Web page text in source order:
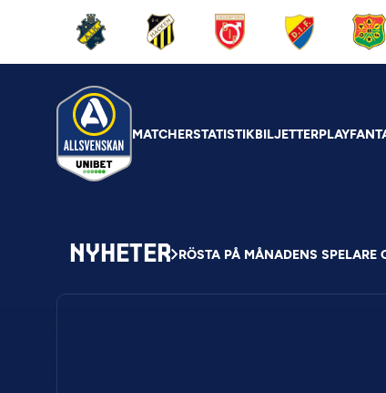
MATCHERSTATISTIKBILJETTERPLAY
NYHETER RÖSTA PÅ MÅNADENS SPELARE